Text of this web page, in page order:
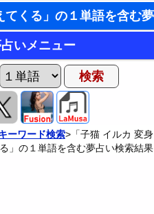
洋・西洋占星術
ホラリー占星術
占いで未来診断
トカードで無料占い
命名の姓名判断
いメニュー
ーワード検索>「子猫 イルカ 変身
」の１単語を含む夢占い検索結果